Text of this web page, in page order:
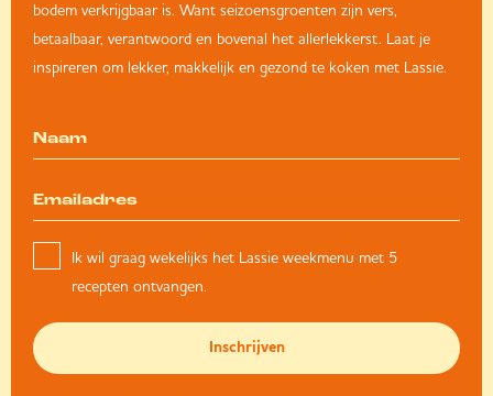
bodem verkrijgbaar is. Want seizoensgroenten zijn vers,
betaalbaar, verantwoord en bovenal het allerlekkerst. Laat je
inspireren om lekker, makkelijk en gezond te koken met Lassie.
Ik wil graag wekelijks het Lassie weekmenu met 5
recepten ontvangen.
Inschrijven